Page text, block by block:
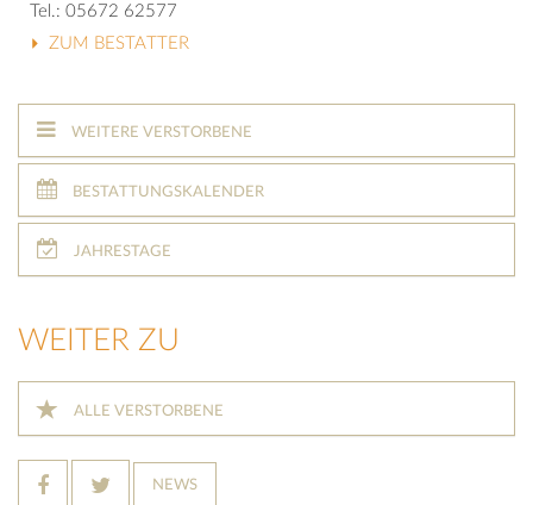
Tel.: 05672 62577
ZUM BESTATTER
WEITERE VERSTORBENE
BESTATTUNGSKALENDER
JAHRESTAGE
WEITER ZU
ALLE VERSTORBENE
NEWS